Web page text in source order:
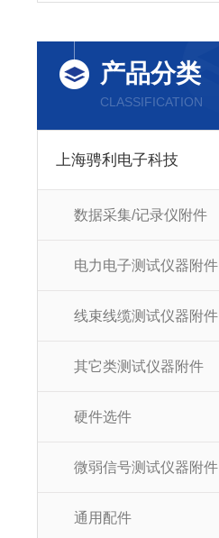
产品分类
CLASSIFICATION
上海骋利电子科技
数据采集/记录仪附件
电力电子测试仪器附件
线束线缆测试仪器附件
其它类测试仪器附件
硬件选件
微弱信号测试仪器附件
通用配件